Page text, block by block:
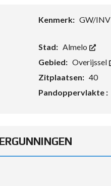
Kenmerk: GW/INV
Stad: Almelo
Gebied: Overijssel
Zitplaatsen: 40
Pandoppervlakte :